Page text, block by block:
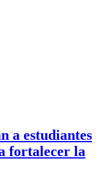
a estudiantes
fortalecer la